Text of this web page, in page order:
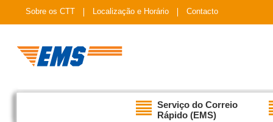
Sobre os CTT Localização e Horário Contacto
Serviço do Correio
Rápido (EMS)